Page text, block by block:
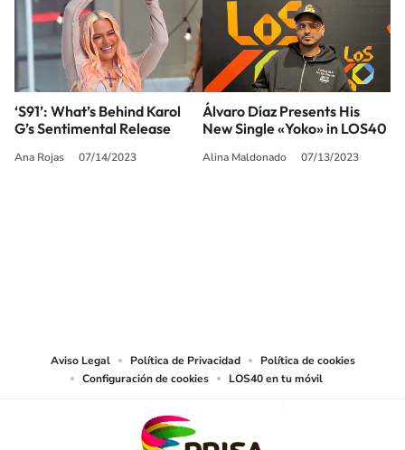
‘S91’: What’s Behind Karol
G’s Sentimental Release
Ana Rojas 07/14/2023
Álvaro Díaz Presents His
New Single «Yoko» in LOS40
Alina Maldonado 07/13/2023
Aviso Legal Política de Privacidad
Política de cookies
Configuración de cookies
LOS40 en tu móvil